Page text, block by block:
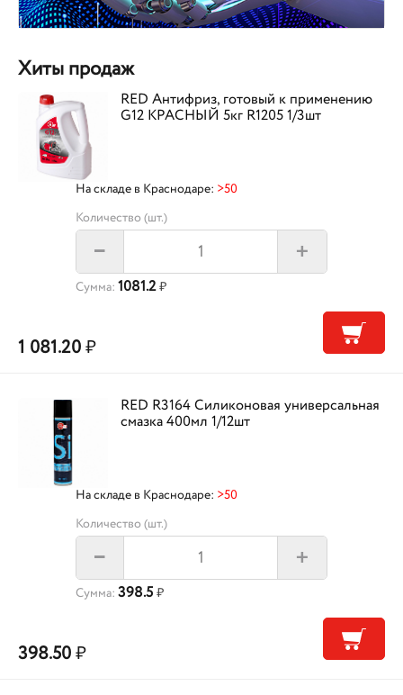
Хиты продаж
RED Антифриз, готовый к применению
G12 КРАСНЫЙ 5кг R1205 1/3шт
На складе в Краснодаре: >50
Количество (шт.)
– +
Сумма: 1081.2₽
1 081.20₽
RED R3164 Силиконовая универсальная
смазка 400мл 1/12шт
На складе в Краснодаре: >50
Количество (шт.)
– +
Сумма: 398.5 ₽
398.50₽